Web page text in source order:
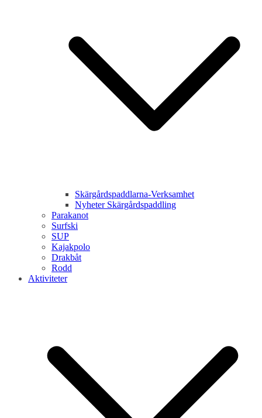
Skärgårdspaddlarna-Verksamhet
Nyheter Skärgårdspaddling
Parakanot
Surfski
SUP
Kajakpolo
Drakbåt
Rodd
Aktiviteter